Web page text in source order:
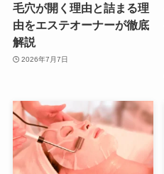
毛穴が開く理由と詰まる理
由をエステオーナーが徹底
解説
2026年7月7日